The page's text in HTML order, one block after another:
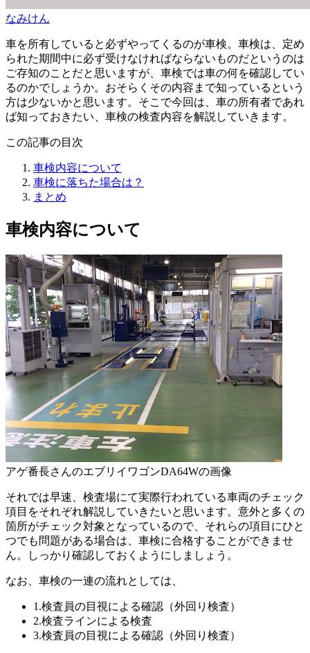
なみけん
車を所有していると必ずやってくるのが車検。車検は、定め
られた期間中に必ず受けなければならないものだというのは
ご存知のことだと思いますが、車検では車の何を確認してい
るのかでしょうか。おそらくその内容まで知っているという
方は少ないかと思います。そこで今回は、車の所有者であれ
ば知っておきたい、車検の検査内容を解説していきます。
この記事の目次
車検内容について
車検に落ちた場合は？
まとめ
車検内容について
アゲ番長さんのエブリイワゴンDA64Wの画像
それでは早速、検査場にて実際行われている車両のチェック
項目をそれぞれ解説していきたいと思います。意外と多くの
箇所がチェック対象となっているので、それらの項目にひと
つでも問題がある場合は、車検に合格することができませ
ん。しっかり確認しておくようにしましょう。
なお、車検の一連の流れとしては、
1.検査員の目視による確認（外回り検査）
2.検査ラインによる検査
3.検査員の目視による確認（外回り検査）